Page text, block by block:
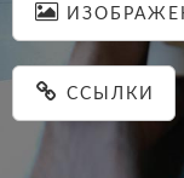
ССЫЛКИ